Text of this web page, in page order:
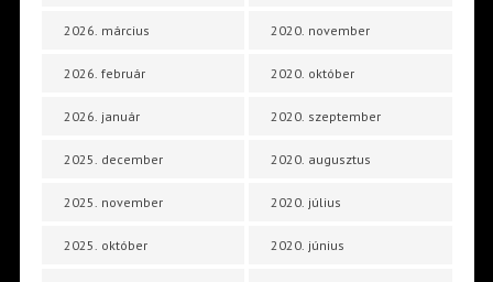
2026. március
2026. február
2026. január
2025. december
2025. november
2025. október
2020. november
2020. október
2020. szeptember
2020. augusztus
2020. július
2020. június